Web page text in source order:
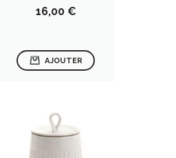
Prix
16,00 €
AJOUTER